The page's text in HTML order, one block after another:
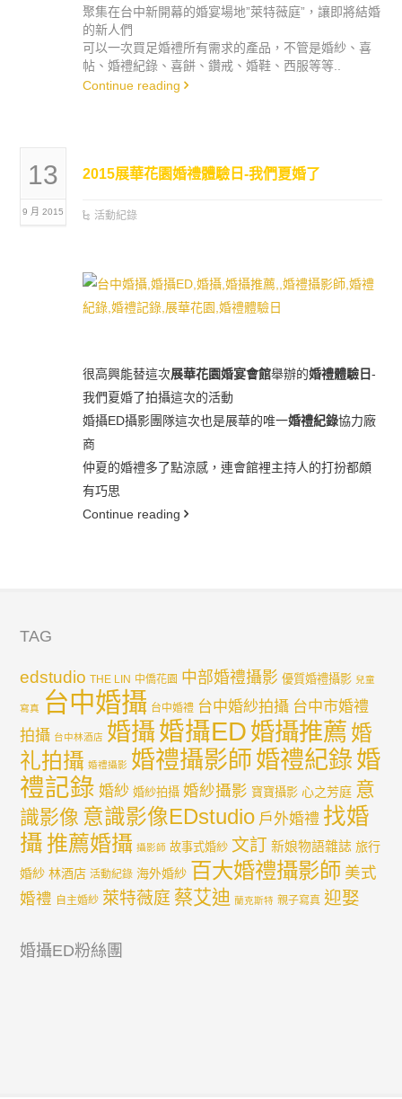
聚集在台中新開幕的婚宴場地”萊特薇庭”，讓即將結婚
的新人們
可以一次買足婚禮所有需求的產品，不管是婚紗、喜
帖、婚禮紀錄、喜餅、鑽戒、婚鞋、西服等等..
Continue reading
13
9 月 2015
2015展華花園婚禮體驗日-我們夏婚了
活動紀錄
很高興能替這次展華花園婚宴會館舉辦的婚禮體驗日-
我們夏婚了拍攝這次的活動
婚攝ED攝影團隊這次也是展華的唯一婚禮紀錄協力廠
商
仲夏的婚禮多了點涼感，連會館裡主持人的打扮都頗
有巧思
Continue reading
TAG
edstudio THE LIN 中僑花園 中部婚禮攝影 優質婚禮攝影 兒童
寫真 台中婚攝 台中婚禮 台中婚紗拍攝 台中市婚禮
拍攝 台中林酒店 婚攝婚攝ED婚攝推薦 婚
礼拍攝 婚禮攝影 婚禮攝影師 婚禮紀錄婚
禮記錄 婚紗 婚紗拍攝 婚紗攝影 寶寶攝影 心之芳庭 意
識影像 意識影像EDstudio 戶外婚禮 找婚
攝 推薦婚攝 攝影師 故事式婚紗 文訂 新娘物語雜誌 旅行
婚紗 林酒店 活動紀錄 海外婚紗 百大婚禮攝影師 美式
婚禮 自主婚紗 萊特薇庭 蔡艾迪 蘭克斯特 親子寫真 迎娶
婚攝ED粉絲團